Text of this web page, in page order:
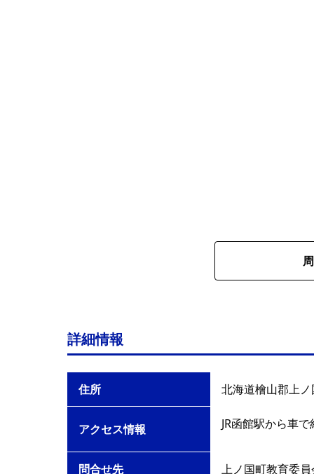
詳細情報
住所 北海道檜山郡上
アクセス情報 JR函館駅から車
問合せ先 上ノ国町教育委